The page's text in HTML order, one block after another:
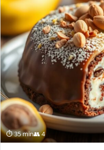
⏱ 35 min👥 4